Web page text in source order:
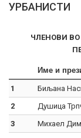
УРБАНИСТИ
ЧЛЕНОВИ
Име и
1 Биљана
2
Душица
3
Михаел